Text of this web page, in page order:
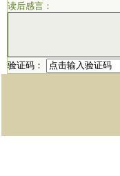
读后感言：
验证码：